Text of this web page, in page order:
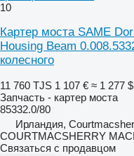
10
Картер моста SAME
Housing Beam
колесного
11 760 TJS 1 107 € ≈ 1 277 $
Запчасть - картер моста
85332.0/80
Ирландия,
COURTMACSHERRY
Связаться с продавцом